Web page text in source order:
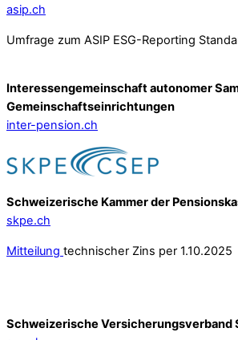
asip.ch
Umfrage zum ASIP ESG-Reporting
Interessengemeinschaft autonomer
Gemeinschafts­einrichtungen
inter-pension.ch
Schweizerische Kammer der
skpe.ch
Mitteilung technischer Zins per 1.10.2025
Schweizerische Versicherungsverband